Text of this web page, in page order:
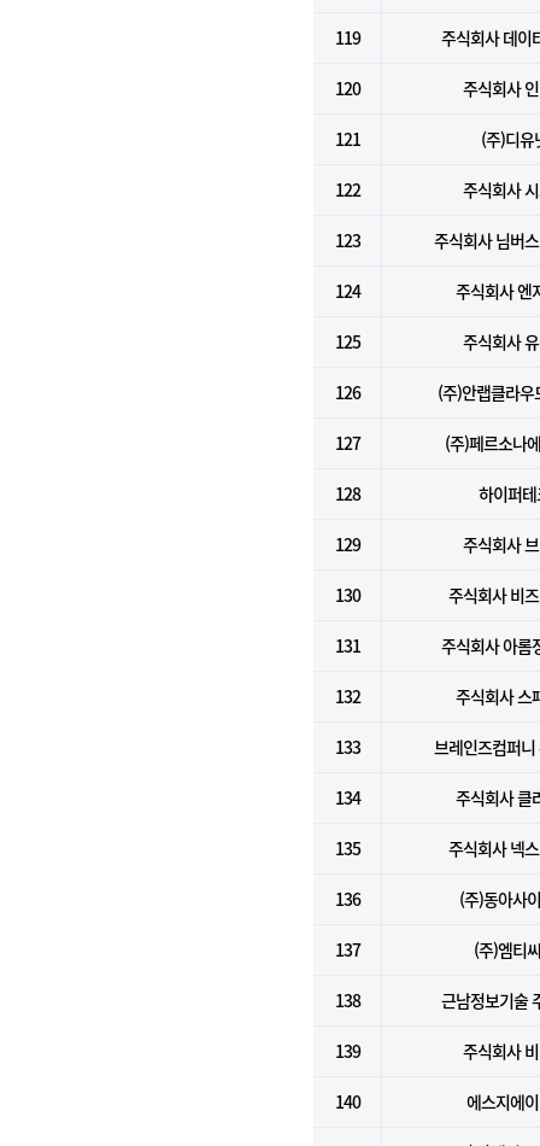
119 주식회사 데이
120 주식회사
121 (주)디유
122 주식회사
123 주식회사 님버
124 주식회사 엔
125 주식회사
126 (주)안랩클라우
127 (주)페르소나
128 하이퍼
129 주식회사
130 주식회사 비
131 주식회사 아롬
132 주식회사 스
133 브레인즈컴퍼니
134 주식회사 클
135 주식회사 넥
136 (주)동아사
137 (주)엠티
138 근남정보기술
139 주식회사
140 에스지에